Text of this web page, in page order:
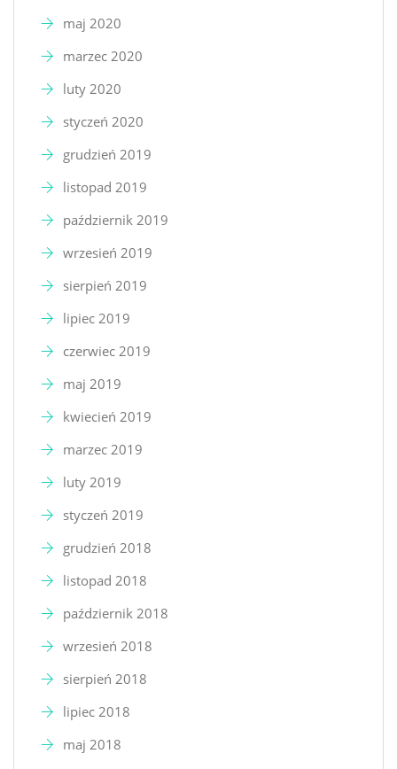
maj 2020
marzec 2020
luty 2020
styczeń 2020
grudzień 2019
listopad 2019
październik 2019
wrzesień 2019
sierpień 2019
lipiec 2019
czerwiec 2019
maj 2019
kwiecień 2019
marzec 2019
luty 2019
styczeń 2019
grudzień 2018
listopad 2018
październik 2018
wrzesień 2018
sierpień 2018
lipiec 2018
maj 2018